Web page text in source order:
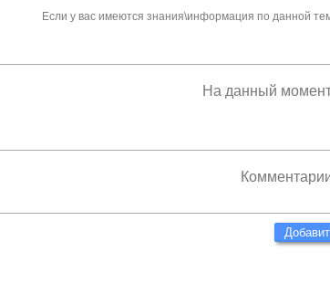
Если у вас имеются знания\информация по данной
На данный